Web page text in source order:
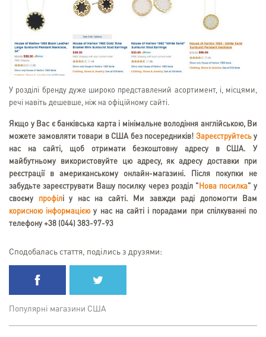
У розділі бренду дуже широко представлений асортимент, і, місцями,
речі навіть дешевше, ніж на офіційному сайті.
Якщо у Вас є банківська карта і мінімальне володіння англійською, Ви
можете замовляти товари в США без посередників! Зареєструйтесьу
нас на сайті, щоб отримати безкоштовну адресу в США. У
майбутньому використовуйте цю адресу, як адресу доставки при
реєстрації в американському онлайн-магазині. Після покупки не
забудьте зареєструвати Вашу посилку через розділ " Нова посилка" у
своєму
профілі у нас на сайті. Ми завжди раді допомогти Вам
корисною інформацією у нас на сайті і порадами при спілкуванні по
телефону +38 (044) 383-97-93
Сподобалась стаття, поділись з друзями:
Популярні магазини США